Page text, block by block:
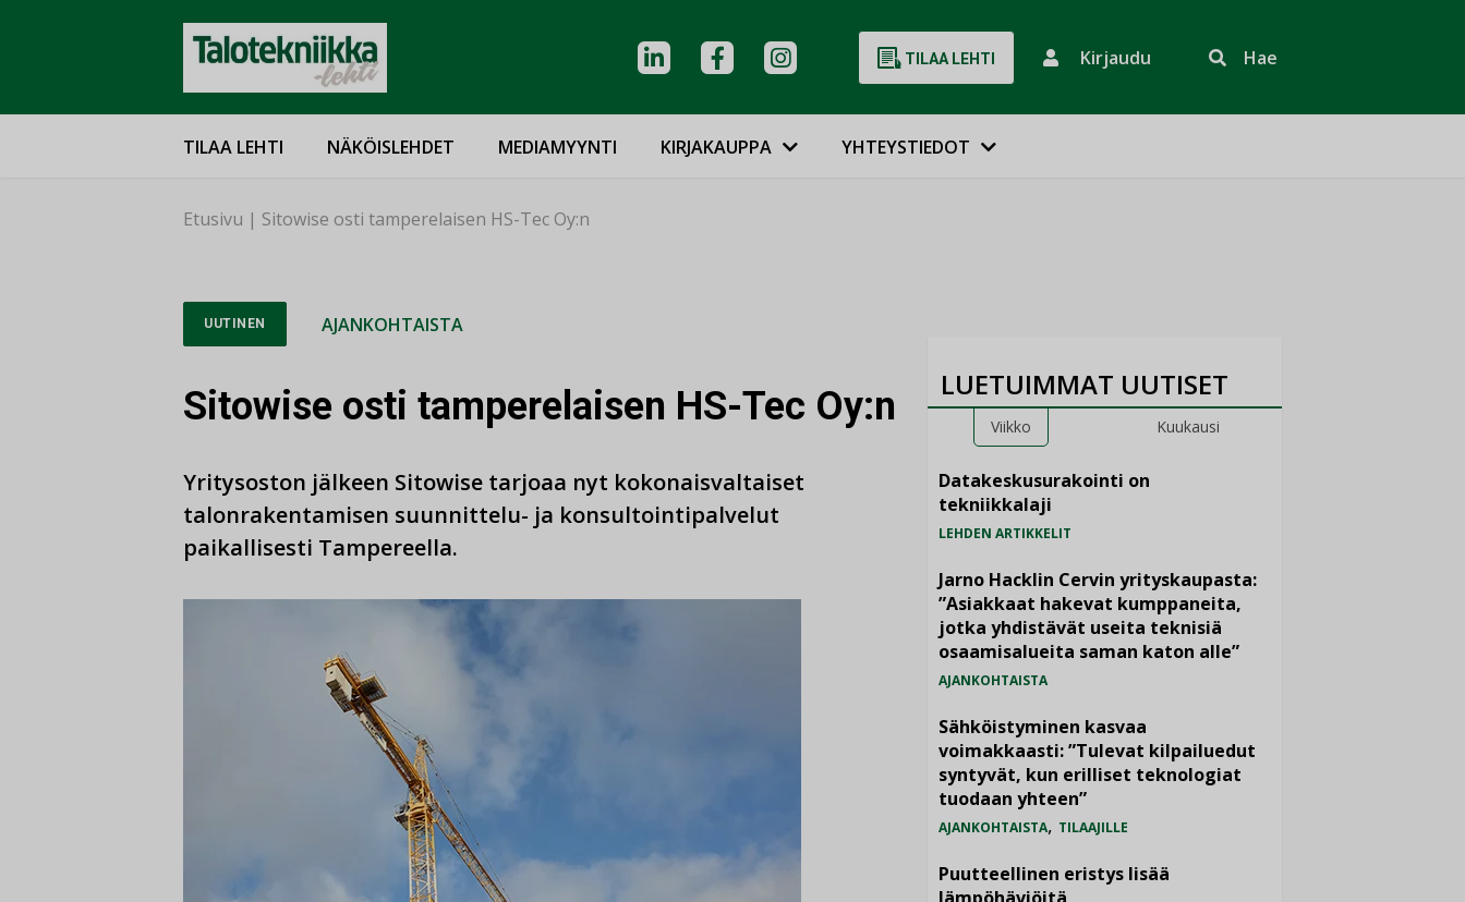
TILAA LEHTI Kirjaudu Hae
TILAA LEHTI NÄKÖISLEHDET MEDIAMYYNTI KIRJAKAUPPA YHTEYSTIEDOT
Etusivu | Sitowise osti tamperelaisen HS-Tec Oy:n
UUTINEN AJANKOHTAISTA
Sitowise osti tamperelaisen HS-Tec Oy:n
Yritysoston jälkeen Sitowise tarjoaa nyt kokonaisvaltaiset
talonrakentamisen suunnittelu- ja konsultointipalvelut
paikallisesti Tampereella.
LUETUIMMAT UUTISET
Viikko Kuukausi
Datakeskusurakointi on
tekniikkalaji
LEHDEN ARTIKKELIT
Jarno Hacklin Cervin yrityskaupasta:
”Asiakkaat hakevat kumppaneita,
jotka yhdistävät useita teknisiä
osaamisalueita saman katon alle”
AJANKOHTAISTA
Sähköistyminen kasvaa
voimakkaasti: ”Tulevat kilpailuedut
syntyvät, kun erilliset teknologiat
tuodaan yhteen”
AJANKOHTAISTA, TILAAJILLE
Puutteellinen eristys lisää